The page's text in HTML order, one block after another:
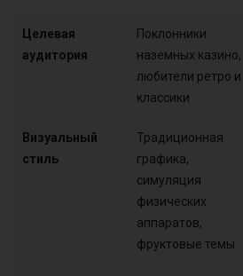
Целевая
аудитория
Поклонники
наземных казино,
любители ретро и
классики
Визуальный
стиль
Традиционная
графика,
симуляция
физических
аппаратов,
фруктовые темы